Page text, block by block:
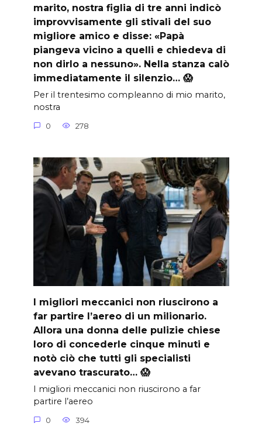
marito, nostra figlia di tre anni indicò
improvvisamente gli stivali del suo
migliore amico e disse: «Papà
piangeva vicino a quelli e chiedeva di
non dirlo a nessuno». Nella stanza calò
immediatamente il silenzio… 😱
Per il trentesimo compleanno di mio marito,
nostra
0 278
I migliori meccanici non riuscirono a
far partire l’aereo di un milionario.
Allora una donna delle pulizie chiese
loro di concederle cinque minuti e
notò ciò che tutti gli specialisti
avevano trascurato… 😱
I migliori meccanici non riuscirono a far
partire l’aereo
0 394